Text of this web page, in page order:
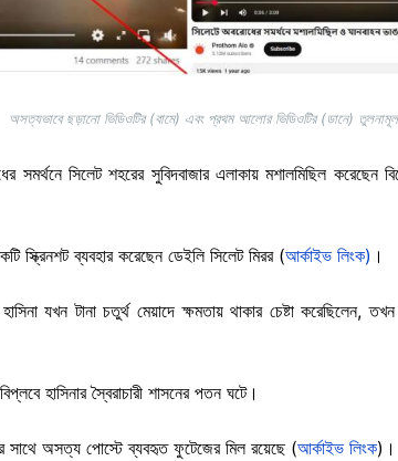
অসত্যভাবে ছড়ানো ভিডিওটির (বামে) এবং প্রথম আলোর ভিডিওটির (ডানে)
সিলেট শহরের সুবিদবাজার এলাকায় মশালমিছিল করেছেন
স্ক্রিনশট ব্যবহার করেছেন ডেইলি সিলেট মিরর (আর্কাইভ লিংক) ।
যখন টানা চতুর্থ মেয়াদে ক্ষমতায় থাকার চেষ্টা করেছিলেন,
হাসিনার স্বৈরাচারী শাসনের পতন ঘটে।
সাথে অসত্য পোস্টে ব্যবহৃত ফুটেজের মিল রয়েছে (আর্কাইভ লিংক)।